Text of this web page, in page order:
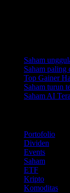
Saham
Saham paling
Top Gainer
Saham turun
Saham AI
Portofolio
Dividen
Events
Saham
ETF
Kripto
Komoditas